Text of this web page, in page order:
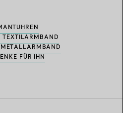
TEXTILARMBAND
FÜR IHN